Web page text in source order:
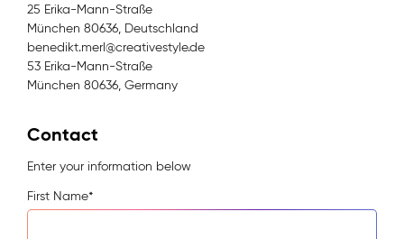
25 Erika-Mann-Straße
München 80636, Deutschland
benedikt.merl@creativestyle.de
53 Erika-Mann-Straße
München 80636, Germany
Contact
Enter your information below
First Name*